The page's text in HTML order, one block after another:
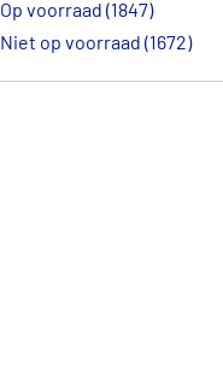
Op voorraad (1847)
Niet op voorraad (1672)